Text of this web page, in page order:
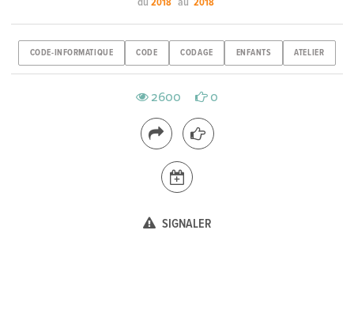
du 2018 au 2018
CODE-INFORMATIQUE CODE CODAGE ENFANTS ATELIER
2600 0
SIGNALER